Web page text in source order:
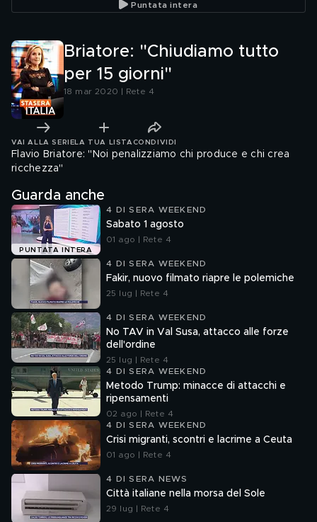
subito"
Puntata intera
Briatore: "Chiudiamo tutto
per 15 giorni"
18 mar 2020 | Rete 4
VAI ALLA SERIE LA TUA LISTA CONDIVIDI
Flavio Briatore: "Noi penalizziamo chi produce e chi crea
ricchezza"
Guarda anche
PUNTATA INTERA
4 DI SERA WEEKEND
Sabato 1 agosto
01 ago | Rete 4
4 DI SERA WEEKEND
Fakir, nuovo filmato riapre le polemiche
25 lug | Rete 4
4 DI SERA WEEKEND
No TAV in Val Susa, attacco alle forze
dell'ordine
25 lug | Rete 4
4 DI SERA WEEKEND
Metodo Trump: minacce di attacchi e
ripensamenti
02 ago | Rete 4
4 DI SERA WEEKEND
Crisi migranti, scontri e lacrime a Ceuta
01 ago | Rete 4
4 DI SERA NEWS
Città italiane nella morsa del Sole
29 lug | Rete 4